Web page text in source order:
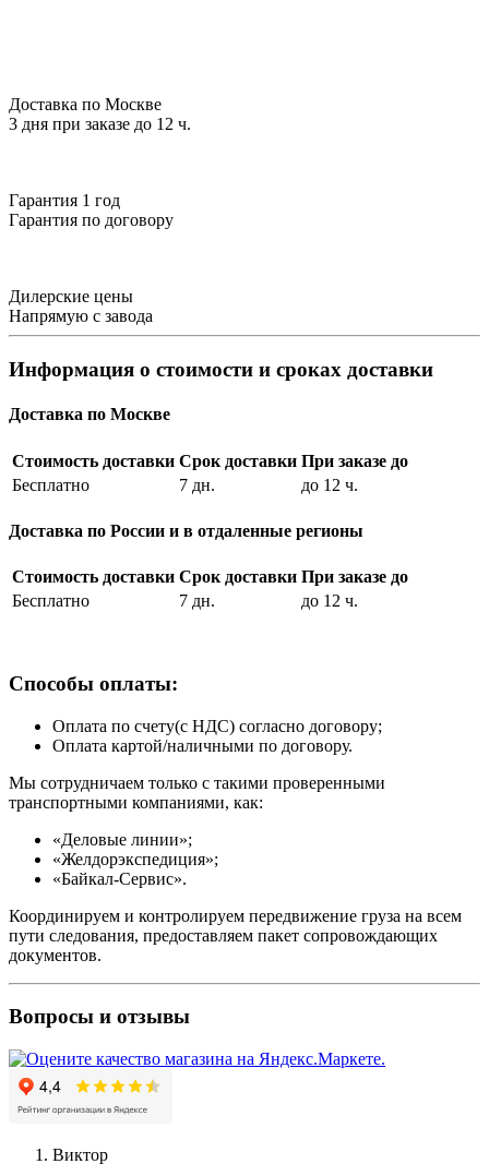
Доставка по Москве
3 дня при заказе до 12 ч.
Гарантия 1 год
Гарантия по договору
Дилерские цены
Напрямую с завода
Информация о стоимости и сроках доставки
Доставка по Москве
Стоимость доставки Срок доставки При заказе до
Бесплатно
7 дн. до 12 ч.
Доставка по России и в отдаленные регионы
Стоимость доставки Срок доставки При заказе до
Бесплатно
7 дн. до 12 ч.
Способы оплаты:
Оплата по счету(с НДС) согласно договору;
Оплата картой/наличными по договору.
Мы сотрудничаем только с такими проверенными
транспортными компаниями, как:
«Деловые линии»;
«Желдорэкспедиция»;
«Байкал-Сервис».
Координируем и контролируем передвижение груза на всем
пути следования, предоставляем пакет сопровождающих
документов.
Вопросы и отзывы
Виктор